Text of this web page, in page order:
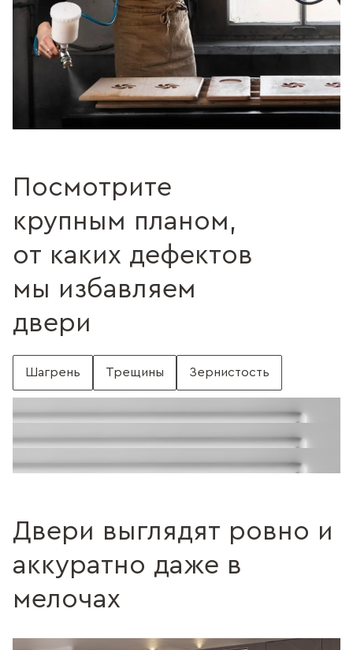
Посмотрите
крупным планом,
от каких дефектов
мы избавляем
двери
Шагрень Трещины Зернистость
Поверхность без шагрени
Без трещин
Без зернистости
Двери выглядят ровно и
аккуратно даже в
мелочах